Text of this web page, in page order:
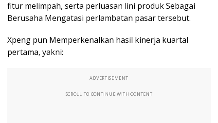
fitur melimpah, serta perluasan lini produk Sebagai
Berusaha Mengatasi perlambatan pasar tersebut.
Xpeng pun Memperkenalkan hasil kinerja kuartal
pertama, yakni:
ADVERTISEMENT
SCROLL TO CONTINUE WITH CONTENT